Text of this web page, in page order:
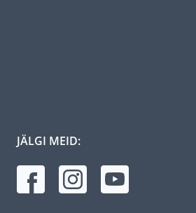
JÄLGI MEID: